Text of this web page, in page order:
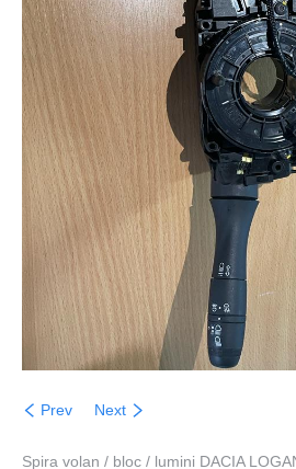
Prev Next
Spira volan / bloc / lumini DACIA